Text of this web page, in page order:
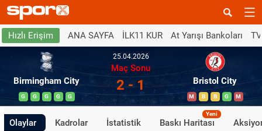
Hızlı Erişim ANA SAYFA İLK11 KUR At Yarışı Bankoları
Birmingham City
G G G G G
25.04.2026
Maç Sonu
2 - 1 Bristol City
M B B G M
Olaylar Kadrolar İstatistik Baskı Haritası
Yeni